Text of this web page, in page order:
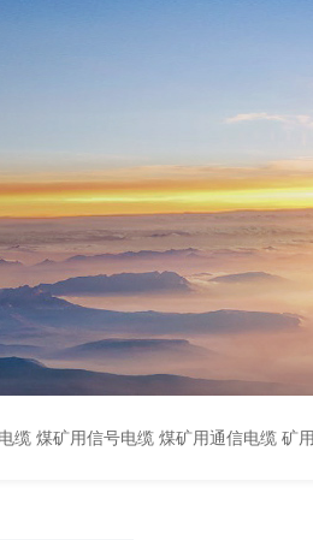
信电缆 矿用监控电缆 矿用通信电缆 橡套软电缆YZ-3*1.5+1 YCW橡胶电缆3*10+1*6 船用橡套软电缆CEFR-3*2.5 煤矿用移动橡套软电缆MY3*4+1*4